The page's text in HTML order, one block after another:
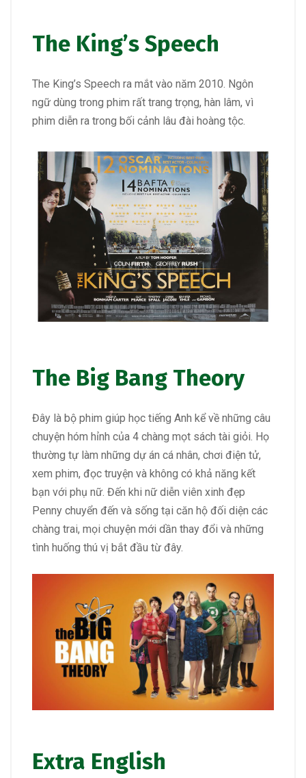
The King’s Speech
The King’s Speech ra mắt vào năm 2010. Ngôn
ngữ dùng trong phim rất trang trọng, hàn lâm, vì
phim diễn ra trong bối cảnh lâu đài hoàng tộc.
The Big Bang Theory
Đây là bộ phim giúp học tiếng Anh kể về những câu
chuyện hóm hỉnh của 4 chàng mọt sách tài giỏi. Họ
thường tự làm những dự án cá nhân, chơi điện tử,
xem phim, đọc truyện và không có khả năng kết
bạn với phụ nữ. Đến khi nữ diễn viên xinh đẹp
Penny chuyển đến và sống tại căn hộ đối diện các
chàng trai, mọi chuyện mới dần thay đổi và những
tình huống thú vị bắt đầu từ đây.
Extra English